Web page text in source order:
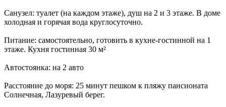
Санузел: туалет (на каждом этаже), душ на 2 и 3 этаже. В доме
холодная и горячая вода круглосуточно.
Питание: самостоятельно, готовить в кухне-гостинной на 1
этаже. Кухня гостинная 30 м²
Автостоянка: на 2 авто
Расстояние до моря: 25 минут пешком к пляжу пансионата
Солнечная, Лазуревый берег.